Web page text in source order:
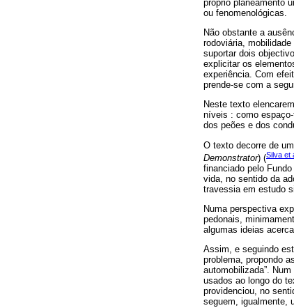
próprio planeamento
ou fenomenológicas.
Não obstante a
rodoviária,
suportar dois
explicitar os
experiência. Com
prende-se com a
Neste texto
níveis : como
dos peões e dos
O texto decorre de
Demonstrator) (Silva et
financiado pelo
vida, no sentido da
travessia em estudo
Numa perspectiva
pedonais,
algumas ideias
Assim, e seguindo
problema, propondo
automobilizada”.
usados ao longo do
providenciou, no
seguem, igualmente,